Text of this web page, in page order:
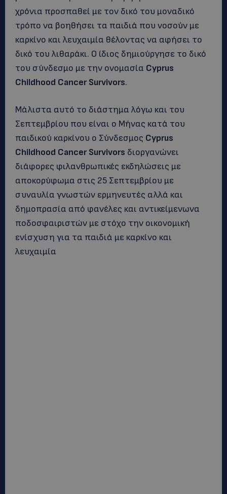
χρόνια προσπαθεί με τον δικό του μοναδικό
τρόπο να βοηθήσει τα παιδιά που νοσούν με
καρκίνο και λευχαιμία θέλοντας να αφήσει το
δικό του λιθαράκι. Ο ίδιος δημιούργησε το δικό
του σύνδεσμο με την ονομασία Cyprus
Childhood Cancer Survivors.
Μάλιστα αυτό το διάστημα λόγω και του
Σεπτεμβρίου που είναι ο Μήνας κατά του
παιδικού καρκίνου ο Σύνδεσμος Cyprus
Childhood Cancer Survivors διοργανώνει
διάφορες φιλανθρωπικές εκδηλώσεις με
αποκορύφωμα στις 25 Σεπτεμβρίου με
συναυλία γνωστών ερμηνευτές αλλά και
δημοπρασία από φανέλες και αντικείμενωνα
ποδοσφαιριστών με στόχο την οικονομική
ενίσχυση για τα παιδιά με καρκίνο και
λευχαιμία